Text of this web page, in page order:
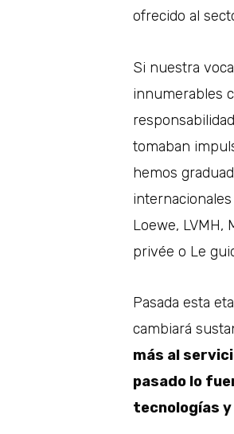
ofrecido al
Si nuestra
innumerables
tomaban
hemos
Loewe, LVMH,
privée o Le
Pasada esta
cambiará
más al
pasado lo
tecnologías